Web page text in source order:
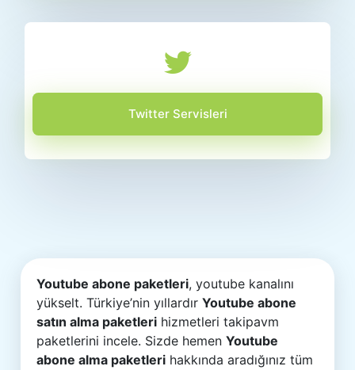
Twitter Servisleri
Youtube abone paketleri, youtube kanalını
yükselt. Türkiye’nin yıllardırYoutube abone
satın alma paketleri hizmetleri takipavm
paketlerini incele. Sizde hemenYoutube
abone alma paketleri hakkında aradığınız tüm